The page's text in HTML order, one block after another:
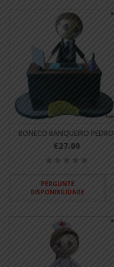
BONECO BANQUEIRO PEDRO
€27.00
PERGUNTE
DISPONIBILIDADE